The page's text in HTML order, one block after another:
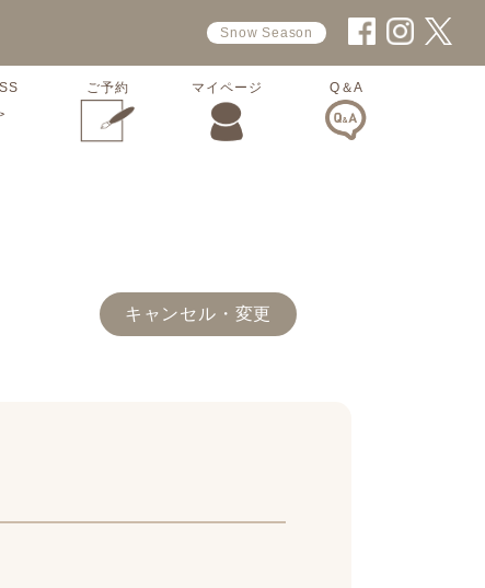
Snow Season
ご予約 マイページ Q＆A
キャンセル・変更